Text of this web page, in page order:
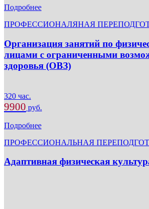
Подробнее
ПРОФЕССИОНАЛЯНАЯ
Организация занятий по
лицами с ограниченными
здоровья (ОВЗ)
320 час.
9900 руб.
Подробнее
ПРОФЕССИОНАЛЬНАЯ
Адаптивная физическая